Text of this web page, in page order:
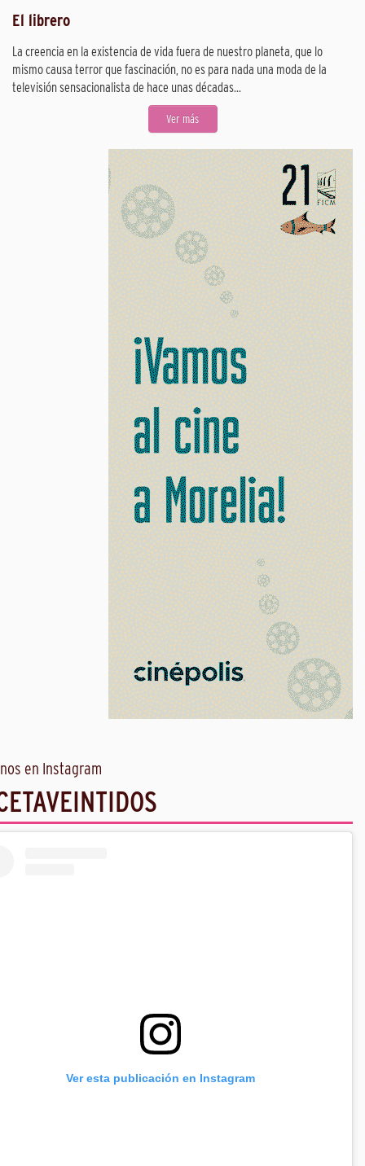
El librero
La creencia en la existencia de vida fuera de nuestro planeta, que lo
mismo causa terror que fascinación, no es para nada una moda de la
televisión sensacionalista de hace unas décadas...
Ver más
en Instagram
Ver esta publicación en Instagram